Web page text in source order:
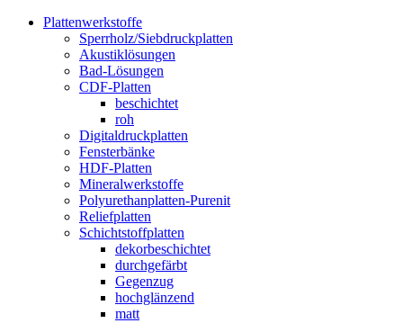
Plattenwerkstoffe
Sperrholz/Siebdruckplatten
Akustiklösungen
Bad-Lösungen
CDF-Platten
beschichtet
roh
Digitaldruckplatten
Fensterbänke
HDF-Platten
Mineralwerkstoffe
Polyurethanplatten-Purenit
Reliefplatten
Schichtstoffplatten
dekorbeschichtet
durchgefärbt
Gegenzug
hochglänzend
matt